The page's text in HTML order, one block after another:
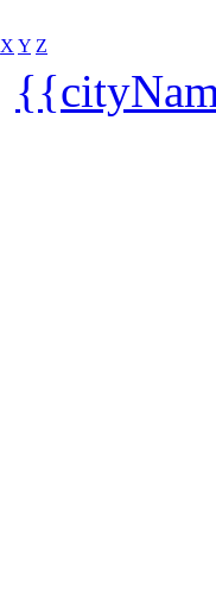
X Y Z